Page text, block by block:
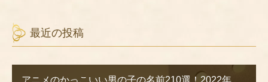
最近の投稿
アニメのかっこいい男の子の名前210選！2022年